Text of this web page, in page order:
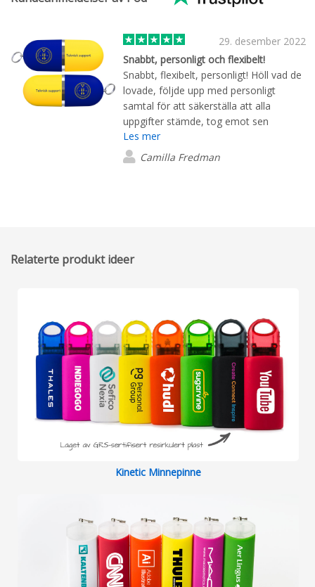
29. desember 2022
Snabbt, personligt och flexibelt!
Snabbt, flexibelt, personligt! Höll vad de
lovade, följde upp med personligt
samtal för att säkerställa att alla
uppgifter stämde, tog emot sen
ändring, levererade snabbt på utlovad
tid! Produkten blev snygg och
uppskattad!
Les mer
Camilla Fredman
Relaterte produkt ideer
Kinetic Minnepinne